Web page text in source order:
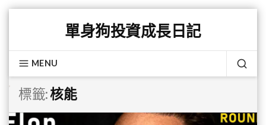
content
單身狗投資成長日記
MENU
標籤:核能